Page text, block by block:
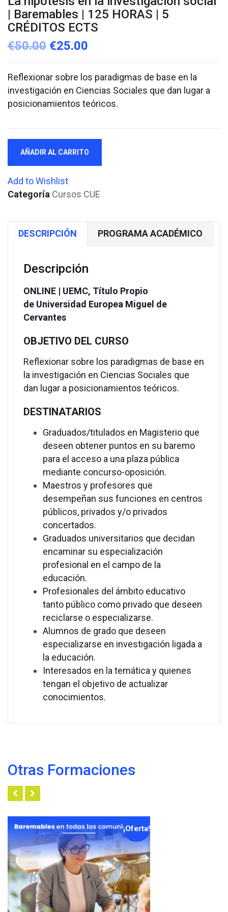
| Baremables | 125 HORAS | 5
CRÉDITOS ECTS
€50.00 €25.00
Reflexionar sobre los paradigmas de base en la
investigación en Ciencias Sociales que dan lugar a
posicionamientos teóricos.
hipótesis
la
investigación
|
Baremables
CRÉDITOS
cantidad
AÑADIR AL CARRITO
Add to Wishlist
Categoría Cursos CUE
DESCRIPCIÓN PROGRAMA ACADÉMICO
Descripción
ONLINE | UEMC, Título Propio
de Universidad Europea Miguel de
Cervantes
OBJETIVO DEL CURSO
Reflexionar sobre los paradigmas de base en
la investigación en Ciencias Sociales que
dan lugar a posicionamientos teóricos.
DESTINATARIOS
Graduados/titulados en Magisterio que
deseen obtener puntos en su baremo
para el acceso a una plaza pública
mediante concurso-oposición.
Maestros y profesores que
desempeñan sus funciones en centros
públicos, privados y/o privados
concertados.
Graduados universitarios que decidan
encaminar su especialización
profesional en el campo de la
educación.
Profesionales del ámbito educativo
tanto público como privado que deseen
reciclarse o especializarse.
Alumnos de grado que deseen
especializarse en investigación ligada a
la educación.
Interesados en la temática y quienes
tengan el objetivo de actualizar
conocimientos.
Otras Formaciones
¡Oferta!